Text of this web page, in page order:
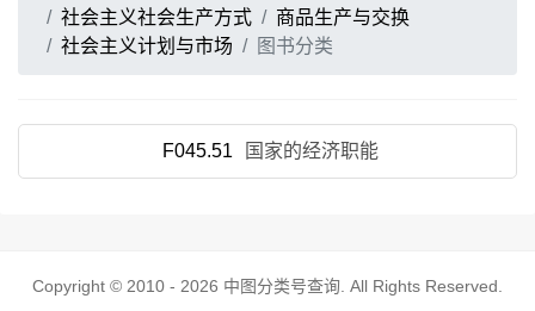
社会主义社会生产方式
商品生产与交换
社会主义计划与市场
图书分类
F045.51 国家的经济职能
Copyright © 2010 - 2026 中图分类号查询 . All Rights Reserved.